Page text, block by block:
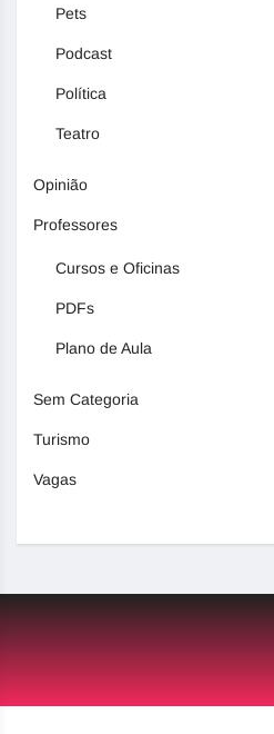
Pets
Podcast
Política
Teatro
Opinião
Professores
Cursos e Oficinas
PDFs
Plano de Aula
Sem Categoria
Turismo
Vagas